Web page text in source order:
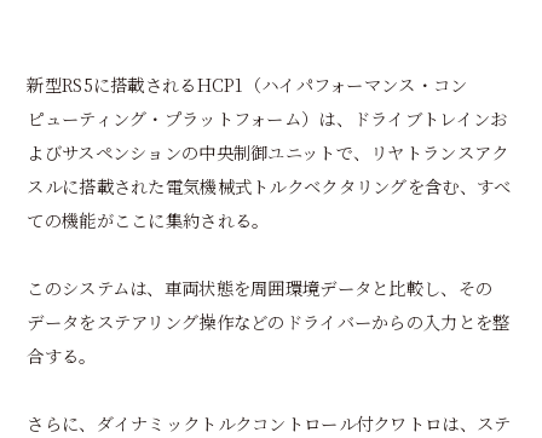
新型RS5に搭載されるHCP1（ハイパフォーマンス・コン
ピューティング・プラットフォーム）は、ドライブトレインお
よびサスペンションの中央制御ユニットで、リヤトランスアク
スルに搭載された電気機械式トルクベクタリングを含む、すべ
ての機能がここに集約される。
このシステムは、車両状態を周囲環境データと比較し、その
データをステアリング操作などのドライバーからの入力とを整
合する。
さらに、ダイナミックトルクコントロール付クワトロは、ステ